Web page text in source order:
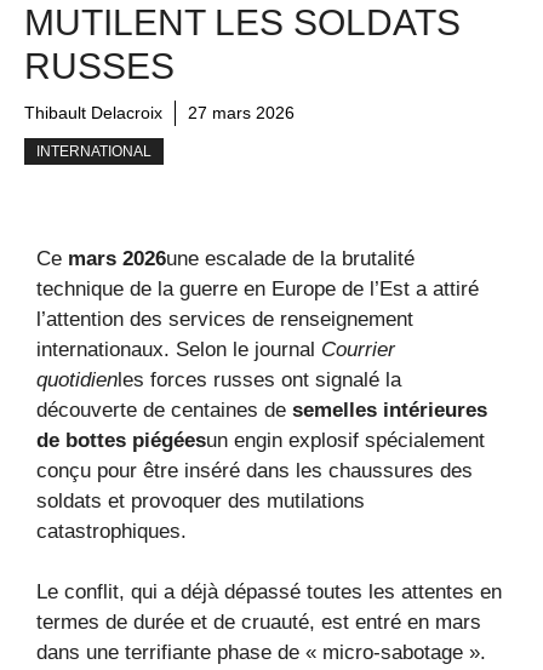
MUTILENT LES SOLDATS
RUSSES
Thibault Delacroix 27 mars 2026
INTERNATIONAL
Ce mars 2026une escalade de la brutalité
technique de la guerre en Europe de l’Est a attiré
l’attention des services de renseignement
internationaux. Selon le journal Courrier
quotidienles forces russes ont signalé la
découverte de centaines de semelles intérieures
de bottes piégéesun engin explosif spécialement
conçu pour être inséré dans les chaussures des
soldats et provoquer des mutilations
catastrophiques.
Le conflit, qui a déjà dépassé toutes les attentes en
termes de durée et de cruauté, est entré en mars
dans une terrifiante phase de « micro-sabotage ».